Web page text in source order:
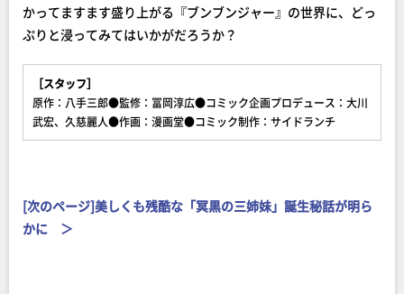
かってますます盛り上がる『ブンブンジャー』の世界に、どっ
ぷりと浸ってみてはいかがだろうか？
［スタッフ］
原作：八手三郎●監修：冨岡淳広●コミック企画プロデュース：大川
武宏、久慈麗人●作画：漫画堂●コミック制作：サイドランチ
[次のページ]美しくも残酷な「冥黒の三姉妹」誕生秘話が明ら
かに ＞